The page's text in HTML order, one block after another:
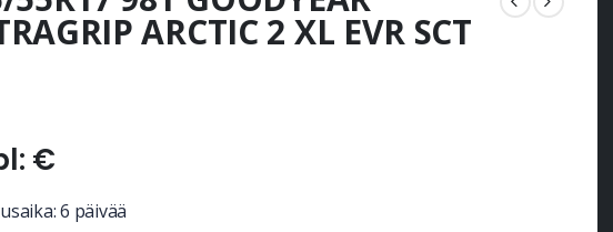
ARCTIC 2 XL EVR SCT
€
6 päivää